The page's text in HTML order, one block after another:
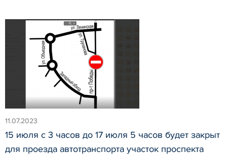
11.07.2023
15 июля с 3 часов до 17 июля 5 часов будет закрыт
для проезда автотранспорта участок проспекта